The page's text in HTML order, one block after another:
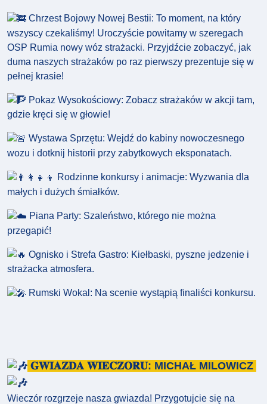
Chrzest Bojowy Nowej Bestii: To moment, na który
wszyscy czekaliśmy! Uroczyście powitamy w szeregach
OSP Rumia nowy wóz strażacki. Przyjdźcie zobaczyć, jak
duma naszych strażaków po raz pierwszy prezentuje się w
pełnej krasie!
Pokaz Wysokościowy: Zobacz strażaków w akcji tam,
gdzie kręci się w głowie!
Wystawa Sprzętu: Wejdź do kabiny nowoczesnego
wozu i dotknij historii przy zabytkowych eksponatach.
Rodzinne konkursy i animacje: Wyzwania dla
małych i dużych śmiałków.
Piana Party: Szaleństwo, którego nie można
przegapić!
Ognisko i Strefa Gastro: Kiełbaski, pyszne jedzenie i
strażacka atmosfera.
Rumski Wokal: Na scenie wystąpią finaliści konkursu.
𝐆𝐖𝐈𝐀𝐙𝐃𝐀 𝐖𝐈𝐄𝐂𝐙𝐎𝐑𝐔: MICHAŁ MILOWICZ
Wieczór rozgrzeje nasza gwiazda! Przygotujcie się na